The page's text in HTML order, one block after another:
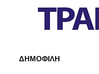
ΔΗΜΟΦΙΛΗ